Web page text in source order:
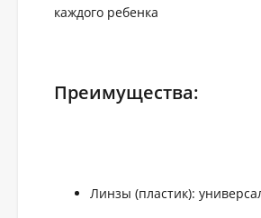
каждого ребенка
Преимущества:
Линзы (пластик):